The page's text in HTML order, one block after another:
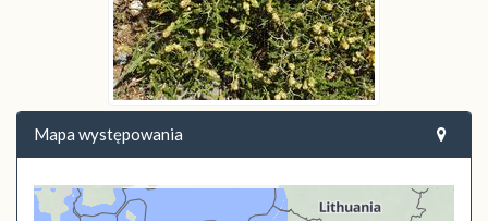
Mapa występowania